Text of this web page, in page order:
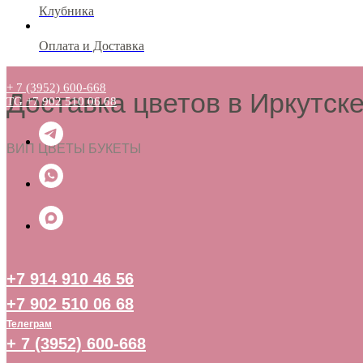
Доставка цветов в
ВИП ЦВЕТЫ БУКЕТЫ
+7 914 910 46 56
+7 902 510 06 68
Телеграм
+ 7 (3952) 600-668
Клубника
Оплата и Доставка
+ 7 (3952) 600-668
TG +7 902 510 06 68